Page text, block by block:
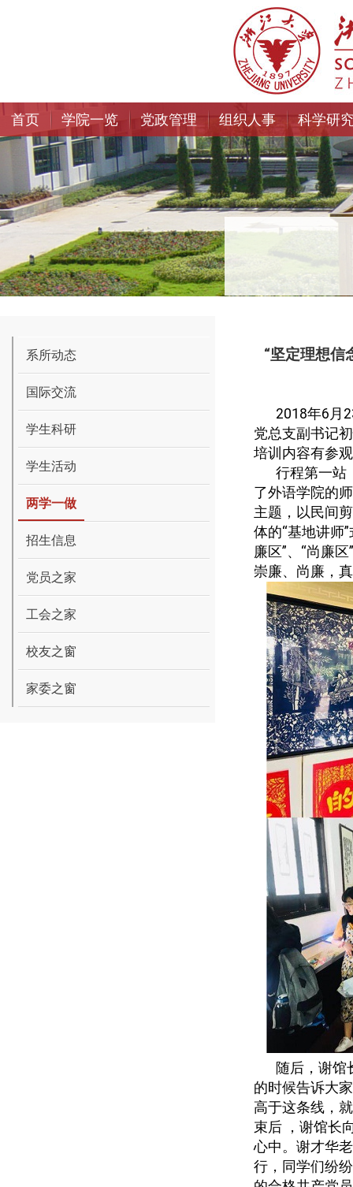
首页 学院一览 党政管理 组织人事 科学研
系所动态
国际交流
学生科研
学生活动
两学一做
招生信息
党员之家
工会之家
校友之窗
家委之窗
“坚定理想信
2018年6月
党总支副书记
培训内容有参
行程第一站
了外语学院的
主题，以民间
体的“基地讲师
廉区”、“尚廉
崇廉、尚廉，
随后，谢馆
的时候告诉大
高于这条线，
束后 ，谢馆长
心中。谢才华
行，同学们纷